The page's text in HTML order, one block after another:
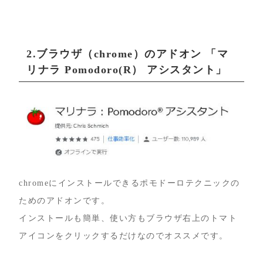
2.ブラウザ（chrome）のアドオン 「マ
リナラ Pomodoro(R） アシスタント」
chromeにインストールできるポモドーロテクニックの
ためのアドオンです。
インストールも簡単、使い方もブラウザ右上のトマト
アイコンをクリックするだけなのでオススメです。